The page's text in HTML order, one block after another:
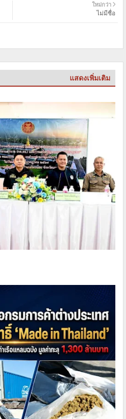
ใหม่กว่า
ไม่มีชื่อ
แสดงเพิ่มเติม